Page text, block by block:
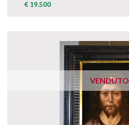
€ 19.500
VENDUTO